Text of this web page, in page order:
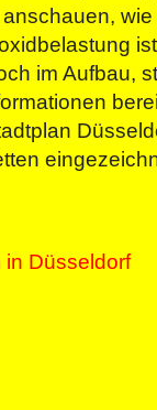
im Aufbau,
Düsseldorf